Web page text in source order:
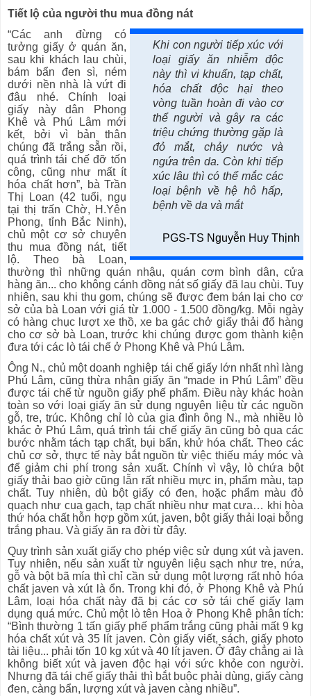
Tiết lộ của người thu mua đồng nát
Khi con người tiếp xúc với
loại giấy ăn nhiễm độc
này thì vi khuẩn, tạp chất,
hóa chất độc hại theo
vòng tuần hoàn đi vào cơ
thể người và gây ra các
triệu chứng thường gặp là
đỏ mắt, chảy nước và
ngứa trên da. Còn khi tiếp
xúc lâu thì có thể mắc các
loại bệnh về hệ hô hấp,
bệnh về da và mắt
PGS-TS Nguyễn Huy Thịnh
“Các anh đừng có
tưởng giấy ở quán ăn,
sau khi khách lau chùi,
bám bẩn đen sì, ném
dưới nền nhà là vứt đi
đâu nhé. Chính loại
giấy này dân Phong
Khê và Phú Lâm mới
kết, bởi vì bản thân
chúng đã trắng sẵn rồi,
quá trình tái chế đỡ tốn
công, cũng như mất ít
hóa chất hơn”, bà Trần
Thị Loan (42 tuổi, ngụ
tại thị trấn Chờ, H.Yên
Phong, tỉnh Bắc Ninh),
chủ một cơ sở chuyên
thu mua đồng nát, tiết
lộ. Theo bà Loan,
thường thì những quán nhậu, quán cơm bình dân, cửa
hàng ăn... cho không cánh đồng nát số giấy đã lau chùi. Tuy
nhiên, sau khi thu gom, chúng sẽ được đem bán lại cho cơ
sở của bà Loan với giá từ 1.000 - 1.500 đồng/kg. Mỗi ngày
có hàng chục lượt xe thồ, xe ba gác chở giấy thải đổ hàng
cho cơ sở bà Loan, trước khi chúng được gom thành kiện
đưa tới các lò tái chế ở Phong Khê và Phú Lâm.
Ông N., chủ một doanh nghiệp tái chế giấy lớn nhất nhì làng
Phú Lâm, cũng thừa nhận giấy ăn “made in Phú Lâm” đều
được tái chế từ nguồn giấy phế phẩm. Điều này khác hoàn
toàn so với loại giấy ăn sử dụng nguyên liệu từ các nguồn
gỗ, tre, trúc. Không chỉ lò của gia đình ông N., mà nhiều lò
khác ở Phú Lâm, quá trình tái chế giấy ăn cũng bỏ qua các
bước nhằm tách tạp chất, bụi bẩn, khử hóa chất. Theo các
chủ cơ sở, thực tế này bắt nguồn từ việc thiếu máy móc và
để giảm chi phí trong sản xuất. Chính vì vậy, lò chứa bột
giấy thải bao giờ cũng lẫn rất nhiều mực in, phẩm màu, tạp
chất. Tuy nhiên, dù bột giấy có đen, hoặc phẩm màu đỏ
quạch như cua gạch, tạp chất nhiều như mạt cưa… khi hòa
thứ hóa chất hỗn hợp gồm xút, javen, bột giấy thải loại bỗng
trắng phau. Và giấy ăn ra đời từ đây.
Quy trình sản xuất giấy cho phép việc sử dụng xút và javen.
Tuy nhiên, nếu sản xuất từ nguyên liệu sạch như tre, nứa,
gỗ và bột bã mía thì chỉ cần sử dụng một lượng rất nhỏ hóa
chất javen và xút là ổn. Trong khi đó, ở Phong Khê và Phú
Lâm, loại hóa chất này đã bị các cơ sở tái chế giấy lạm
dụng quá mức. Chủ một lò tên Hoa ở Phong Khê phân tích:
“Bình thường 1 tấn giấy phế phẩm trắng cũng phải mất 9 kg
hóa chất xút và 35 lít javen. Còn giấy viết, sách, giấy photo
tài liệu... phải tốn 10 kg xút và 40 lít javen. Ở đây chẳng ai là
không biết xút và javen độc hại với sức khỏe con người.
Nhưng đã tái chế giấy thải thì bắt buộc phải dùng, giấy càng
đen, càng bẩn, lượng xút và javen càng nhiều”.